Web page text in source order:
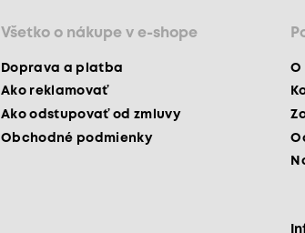
Všetko o nákupe v e-shope
Doprava a platba
Ako reklamovať
Ako odstupovať od zmluvy
Obchodné podmienky
O